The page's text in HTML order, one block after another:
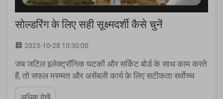
सोल्डरिंग के लिए सही सूक्ष्मदर्शी कैसे चुनें
2025-10-28 10:30:00
जब जटिल इलेक्ट्रॉनिक घटकों और सर्किट बोर्ड के साथ काम करते
हैं, तो सफल मरम्मत और असेंबली कार्य के लिए सटीकता सर्वोच्च
महत्व की होती है। आधुनिक इलेक्ट्रॉनिक्स लगातार छोटे घटकों